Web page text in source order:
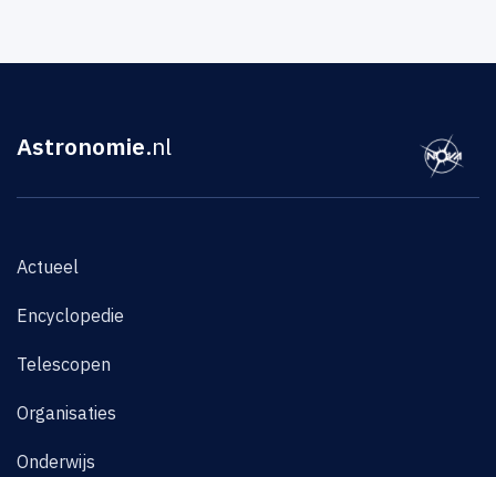
Astronomie.nl
Actueel
Encyclopedie
Telescopen
Organisaties
Onderwijs